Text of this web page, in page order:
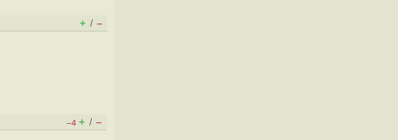
+ / –
–4 + / –